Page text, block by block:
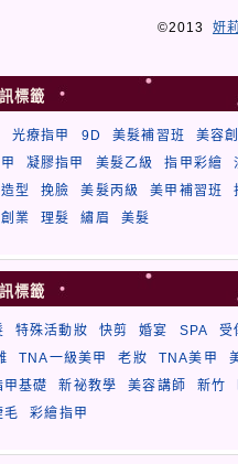
©2013 妍
標籤
光療指甲 9D 美髮補習班
美容
凝膠指甲 美髮乙級 指甲彩繪
型 挽臉 美髮丙級 美甲補習班
業 理髮 繡眉 美髮
標籤
特殊活動妝 快剪 婚宴 SPA
受
TNA一級美甲 老妝 TNA美甲
甲基礎 新祕教學 美容講師 新竹
毛 彩繪指甲